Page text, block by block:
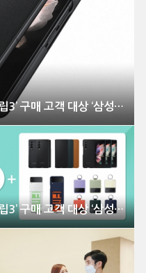
삼성전자, ‘갤럭시 Z 폴드3·Z 플립3’ 구매 고객 대상 ‘삼성케어플러스 케이스구독형’ 서비스 출시
삼성전자, ‘갤럭시 Z 폴드3·Z 플립3’ 구매 고객 대상 ‘삼성케어플러스 케이스구독형’ 서비스 출시